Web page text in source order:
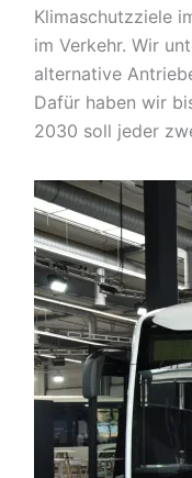
Klimaschutzziele
im Verkehr. Wir
alternative
Dafür haben wir
2030 soll jeder